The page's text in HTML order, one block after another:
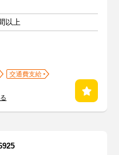
以上
交通費支給